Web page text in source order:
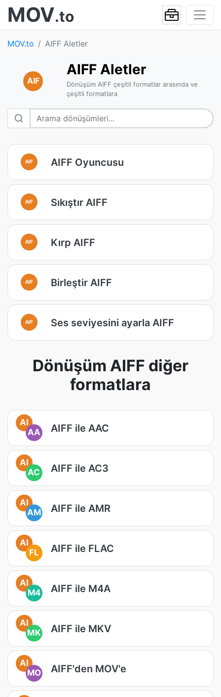
MOV.to
MOV.to AIFF Aletler
AIF
AIFF Aletler
Dönüşüm AIFF çeşitli formatlar arasında ve
çeşitli formatlara
AIF AIFF Oyuncusu
AIF Sıkıştır AIFF
AIF Kırp AIFF
AIF Birleştir AIFF
AIF Ses seviyesini ayarla AIFF
Dönüşüm AIFF diğer
formatlara
AI
AA
AIFF ile AAC
AI
AC
AIFF ile AC3
AI
AM
AIFF ile AMR
AI
FL
AIFF ile FLAC
AI
M4
AIFF ile M4A
AI
MK
AIFF ile MKV
AI
MO
AIFF'den MOV'e